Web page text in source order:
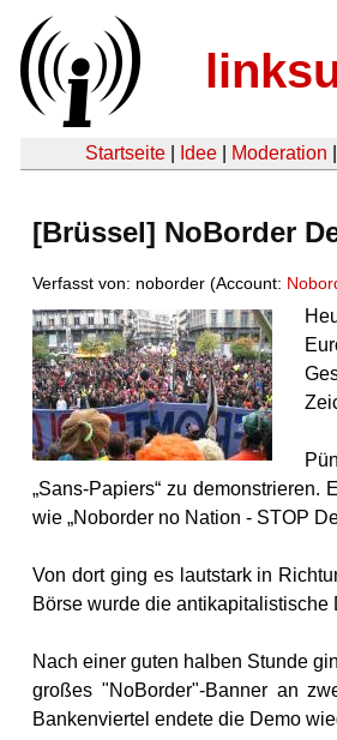
Startseite Idee Moderation
[Brüssel] NoBorder
Verfasst von: noborder (Account:
„Sans-Papiers“ zu
wie „Noborder no Nation - STOP
Von dort ging es lautstark in
Börse wurde die
Nach einer guten halben Stunde
großes "NoBorder"-Banner an
Bankenviertel endete die Demo